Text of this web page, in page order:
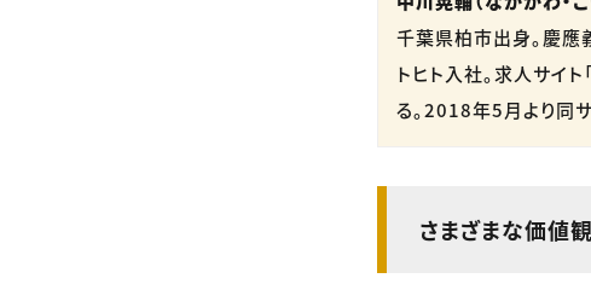
千葉県柏市出身。慶應
トヒト入社。求人サイ
る。2018年5月より同
さまざまな価値